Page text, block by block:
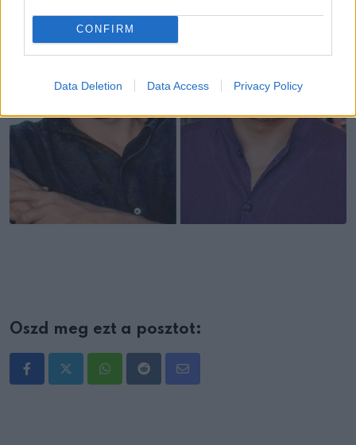
CONFIRM
Data Deletion Data Access Privacy Policy
Oszd meg ezt a posztot:
WhatsappRedditShare